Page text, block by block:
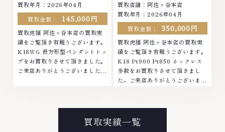
買取年月：2026年04月
買取金額：
145,000円
買取虎福 阿佐ヶ谷本店の買取実
績をご覧頂き有難うございます。
K18WG 長方形型ペンダントトッ
プをお買取りさせて頂きました。
ご来店ありがとうございました。
ら、お任せくださいなかでも金・
プラチナ等のアクセサリー・貴金
属・宝石・ダイヤモンド・ジュエ
買取店舗：阿佐ヶ谷本店
買取年月：2026年04月
買取金額：
350,000円
買取虎福 阿佐ヶ谷本店の買取実
績をご覧頂き有難うございます。
K18 Pt900 Pt850 ネックレス
多数をお買取りさせて頂きまし
た。ご来店ありがとうございまし
ブランド衣類 お酒買取りのこと
なら、お任せくださいなかでも
金・プラチナ等のアクセサリー・
買取実績一覧